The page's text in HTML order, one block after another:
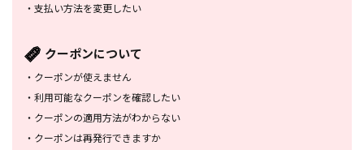
・ 支払い方法を変更したい
クーポンについて
・ クーポンが使えません
・ 利用可能なクーポンを確認したい
・ クーポンの適用方法がわからない
・ クーポンは再発行できますか